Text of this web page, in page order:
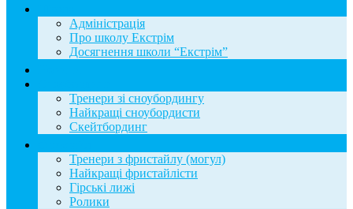
Адміністрація
Про школу Екстрім
Досягнення школи “Екстрім”
Тренери зі сноубордингу
Найкращі сноубордисти
Скейтбординг
Тренери з фристайлу (могул)
Найкращі фристайлісти
Гірські лижі
Ролики